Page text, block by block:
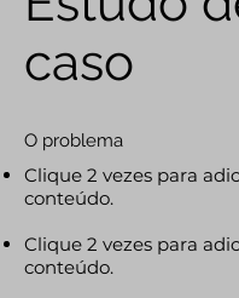
caso
O problema
Clique 2 vezes para
conteúdo.
Clique 2 vezes para
conteúdo.